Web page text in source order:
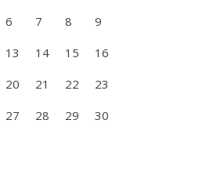
6 7 8
9
13 14 15
16
20 21 22
23
27 28 29
30